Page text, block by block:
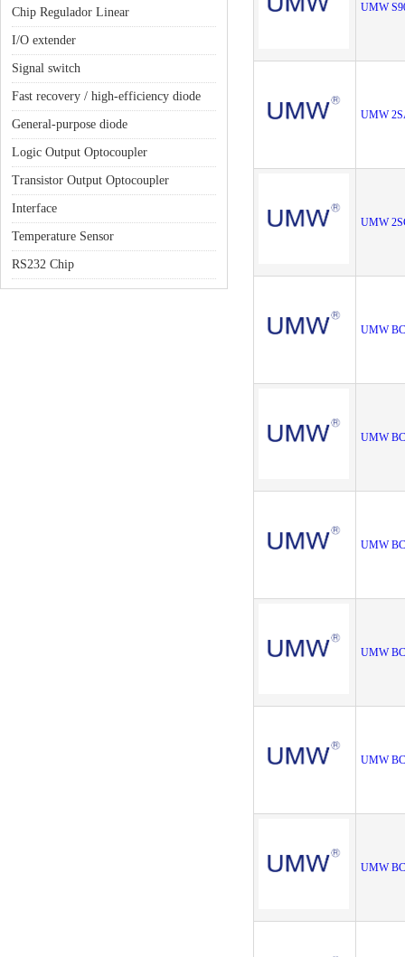
Chip Regulador Linear
I/O extender
Signal switch
Fast recovery / high-efficiency diode
General-purpose diode
Logic Output Optocoupler
Transistor Output Optocoupler
Interface
Temperature Sensor
RS232 Chip
UMW
UMW
UMW
UMW
UMW
UMW
UMW
UMW
UMW